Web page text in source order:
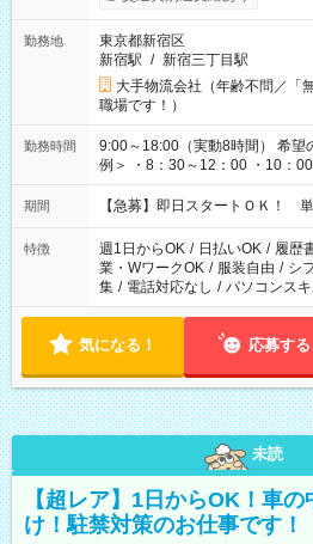
勤務地
東京都新宿区
新宿駅 / 新宿三丁目駅
大手物流会社（年齢不問／「
職場です！）
勤務時間
9:00～18:00（実動8時間） 希望の時間帯を選べます！ ＜シフト
例＞ ・8：30～12：00 ・10：
・13：00～22：00 ・22：00～
期間 【急募】即日スタートＯＫ！
特徴 週1日からOK / 日払いOK / 履歴
業・WワークOK / 服装自由 / シ
集 / 電話対応なし / パソコンス
気になる！ 応募する
未読
【超レア】1日からOK！車
け！駐禁対策のお仕事です！